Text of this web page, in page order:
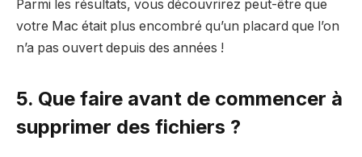
Parmi les résultats, vous découvrirez peut-être que
votre Mac était plus encombré qu’un placard que l’on
n’a pas ouvert depuis des années !
5. Que faire avant de commencer à
supprimer des fichiers ?